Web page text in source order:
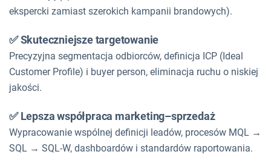
ekspercki zamiast szerokich kampanii brandowych).
✅ Skuteczniejsze targetowanie
Precyzyjna segmentacja odbiorców, definicja ICP (Ideal
Customer Profile) i buyer person, eliminacja ruchu o niskiej
jakości.
✅ Lepsza współpraca marketing–sprzedaż
Wypracowanie wspólnej definicji leadów, procesów MQL →
SQL → SQL-W, dashboardów i standardów raportowania.